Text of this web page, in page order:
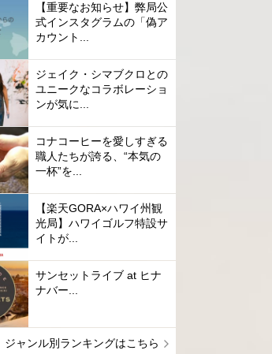
【重要なお知らせ】弊局公
式インスタグラムの「偽ア
カウント...
ジェイク・シマブクロとの
ユニークなコラボレーショ
ンが気に...
コナコーヒーを愛しすぎる
職人たちが誇る、“本気の
一杯”を...
【楽天GORA×ハワイ州観
光局】ハワイゴルフ特設サ
イトが...
サンセットライブ at ヒナ
ナバー...
ジャンル別ランキングはこちら